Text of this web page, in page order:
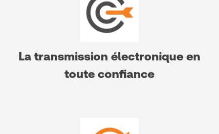
La transmission électronique en
toute confiance